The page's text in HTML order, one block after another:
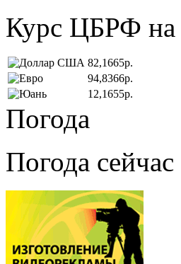
Курс ЦБРФ на
82,1665р.
94,8366р.
12,1655р.
Погода
Погода сейчас